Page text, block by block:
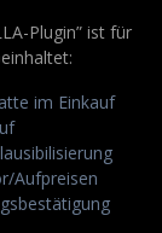
Plugin” ist für
im Einkauf
Aufpreisen